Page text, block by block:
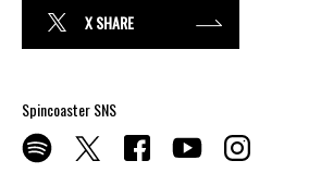
X SHARE
Spincoaster SNS